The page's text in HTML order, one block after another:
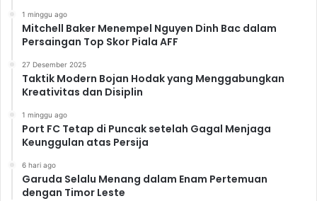
1 minggu ago
Mitchell Baker Menempel Nguyen Dinh Bac dalam
Persaingan Top Skor Piala AFF
27 Desember 2025
Taktik Modern Bojan Hodak yang Menggabungkan
Kreativitas dan Disiplin
1 minggu ago
Port FC Tetap di Puncak setelah Gagal Menjaga
Keunggulan atas Persija
6 hari ago
Garuda Selalu Menang dalam Enam Pertemuan
dengan Timor Leste